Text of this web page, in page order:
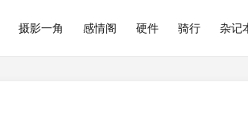
摄影一角 感情阁 硬件 骑行 杂记